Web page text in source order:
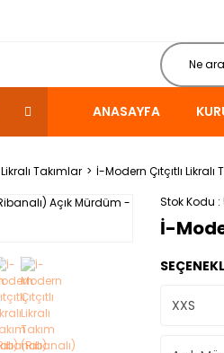
ANASAYFA
Likralı Takımlar
İ-Modern Çıtçıtlı
Stok Kodu
İ-